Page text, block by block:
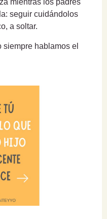
mientras los padres
seguir cuidándolos
a soltar.
hablamos el